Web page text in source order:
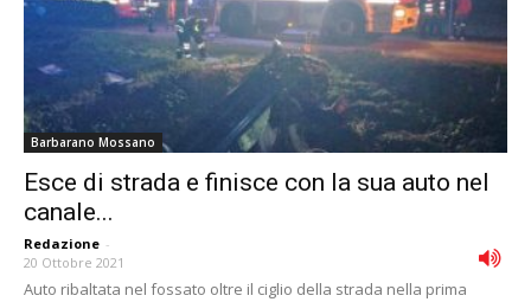
Barbarano Mossano
Esce di strada e finisce con la sua auto nel
canale...
Redazione -
20 Ottobre 2021
Auto ribaltata nel fossato oltre il ciglio della strada nella prima